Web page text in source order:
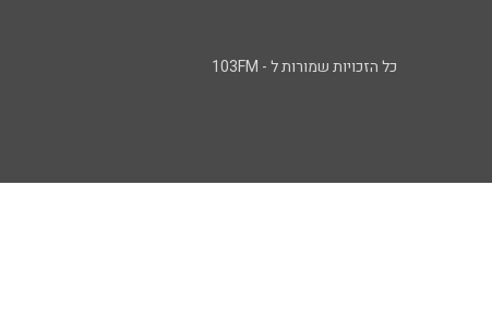
כל הזכויות שמורות ל - 103FM